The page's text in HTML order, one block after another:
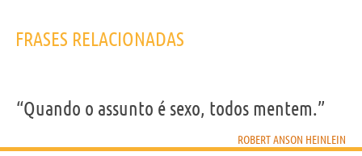
FRASES RELACIONADAS
“Quando o assunto é sexo, todos mentem.”
ROBERT ANSON HEINLEIN